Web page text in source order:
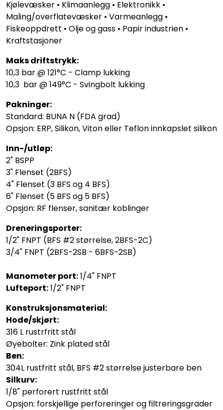
Kjølevæsker • Klimaanlegg • Elektronikk •
Maling/overflatevæsker • Varmeanlegg •
Fiskeoppdrett • Olje og gass • Papir industrien •
Kraftstasjoner
Maks driftstrykk:
10,3 bar @ 121°C - Clamp lukking
10,3 bar @ 149°C - Svingbolt lukking
Pakninger:
Standard: BUNA N (FDA grad)
Opsjon: ERP, Silikon, Viton eller Teflon innkapslet silikon
Inn-/utløp:
2" BSPP
3" Flenset (2BFS)
4" Flenset (3 BFS og 4 BFS)
6" Flenset (5 BFS og 5 BFS)
Opsjon: RF flenser, sanitær koblinger
Dreneringsporter:
1/2" FNPT (BFS #2 størrelse, 2BFS-2C)
3/4" FNPT (2BFS-2SB - 6BFS-2SB)
Manometer port:1/4" FNPT
Lufteport:1/2" FNPT
Konstruksjonsmaterial:
Hode/skjørt:
316 L rustrfritt stål
Øyebolter: Zink plated stål
​​​​​​Ben:
304L rustfritt stål, BFS #2 størrelse justerbare ben
Silkurv:
1/8" perforert rustfritt stål
Opsjon: forskjellige perforeringer og filtreringsgrader